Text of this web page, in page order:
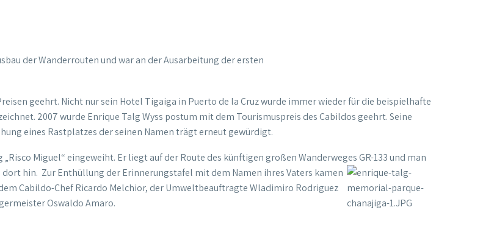
der Wanderrouten und war an der Ausarbeitung der ersten
geehrt. Nicht nur sein Hotel Tigaiga in Puerto de la Cruz wurde immer wieder für die beispielhafte
2007 wurde Enrique Talg Wyss postum mit dem Tourismuspreis des Cabildos geehrt. Seine
eines Rastplatzes der seinen Namen trägt erneut gewürdigt.
Miguel“ eingeweiht. Er liegt auf der Route des künftigen großen Wanderweges GR-133 und man
dort hin. ZurEnthüllung der Erinnerungstafel mit dem Namen ihres Vaters kamen
Cabildo-Chef Ricardo Melchior, der Umweltbeauftragte Wladimiro Rodriguez
Oswaldo Amaro.